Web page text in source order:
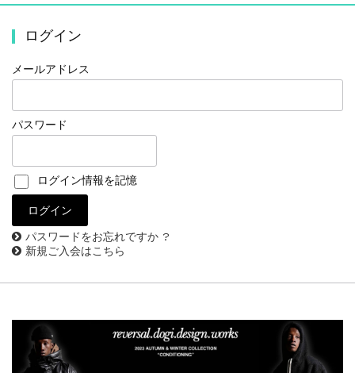
ログイン
メールアドレス
パスワード
ログイン情報を記憶
パスワードをお忘れですか ?
新規ご入会はこちら